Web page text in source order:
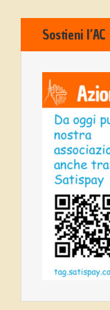
Sostieni l’AC